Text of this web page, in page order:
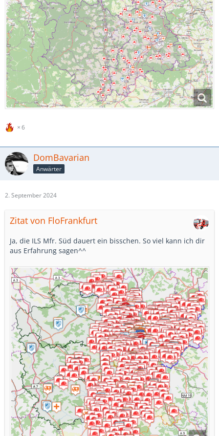
6
DomBavarian
Anwärter
2. September 2024
Zitat von FloFrankfurt
Ja, die ILS Mfr. Süd dauert ein bisschen. So viel kann ich dir
aus Erfahrung sagen^^